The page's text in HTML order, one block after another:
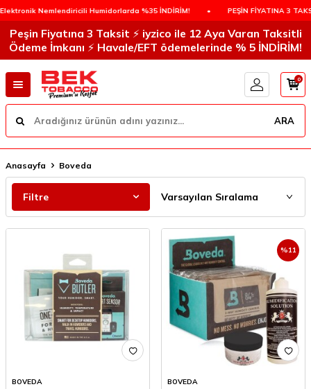
Nemlendiricili Humidorlarda %35 İNDİRİM! • PEŞİN FİYATINA 3 TAKSİT !
Peşin Fiyatına 3 Taksit ⚡️ iyzico ile 12 Aya Varan Taksitli
Ödeme İmkanı ⚡️ Havale/EFT ödemelerinde % 5 İNDİRİM!
ARA
0
Anasayfa Boveda
Filtre
BOVEDA
%11
BOVEDA